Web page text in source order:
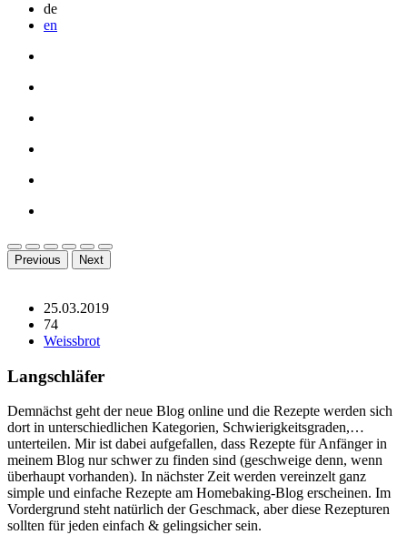
de
en
Previous Next
25.03.2019
74
Weissbrot
Langschläfer
Demnächst geht der neue Blog online und die Rezepte werden sich
dort in unterschiedlichen Kategorien, Schwierigkeitsgraden,…
unterteilen. Mir ist dabei aufgefallen, dass Rezepte für Anfänger in
meinem Blog nur schwer zu finden sind (geschweige denn, wenn
überhaupt vorhanden). In nächster Zeit werden vereinzelt ganz
simple und einfache Rezepte am Homebaking-Blog erscheinen. Im
Vordergrund steht natürlich der Geschmack, aber diese Rezepturen
sollten für jeden einfach & gelingsicher sein.